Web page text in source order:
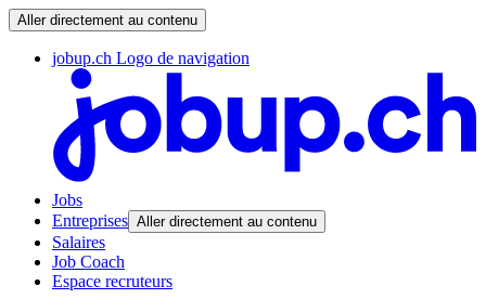
Aller directement au contenu
jobup.ch Logo de navigation
Jobs
Entreprises Aller directement au contenu
Salaires
Job Coach
Espace recruteurs